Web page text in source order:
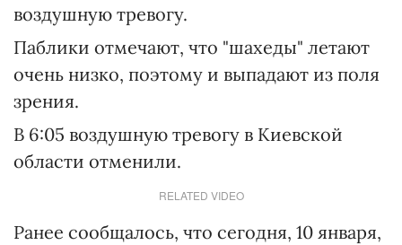
воздушную тревогу.
Паблики отмечают, что "шахеды" летают
очень низко, поэтому и выпадают из поля
зрения.
В 6:05 воздушную тревогу в Киевской
области отменили.
RELATED VIDEO
Ранее сообщалось, что сегодня, 10 января,